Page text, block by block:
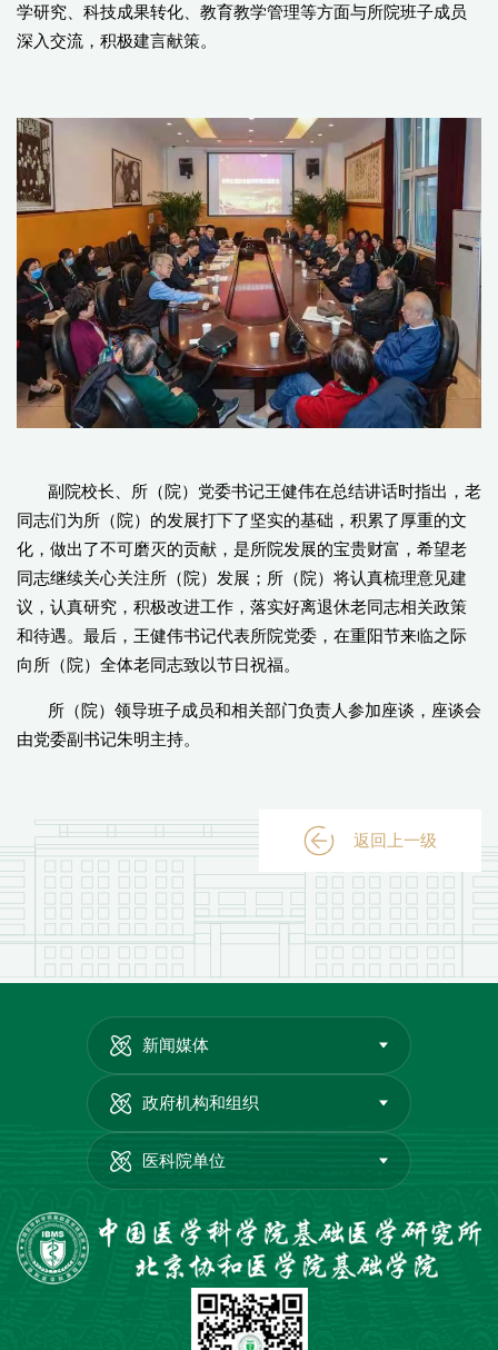
学研究、科技成果转化、教育教学管理等方面与所院班子成员
深入交流，积极建言献策。
副院校长、所（院）党委书记王健伟在总结讲话时指出，老
同志们为所（院）的发展打下了坚实的基础，积累了厚重的文
化，做出了不可磨灭的贡献，是所院发展的宝贵财富，希望老
同志继续关心关注所（院）发展；所（院）将认真梳理意见建
议，认真研究，积极改进工作，落实好离退休老同志相关政策
和待遇。最后，王健伟书记代表所院党委，在重阳节来临之际
向所（院）全体老同志致以节日祝福。
所（院）领导班子成员和相关部门负责人参加座谈，座谈会
由党委副书记朱明主持。
返回上一级
新闻媒体
政府机构和组织
医科院单位